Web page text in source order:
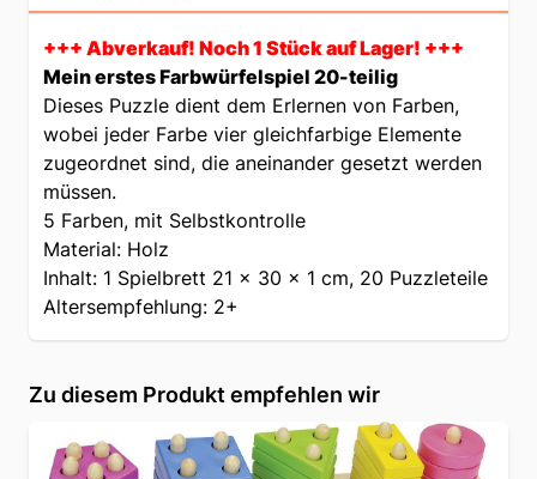
+++ Abverkauf! Noch 1 Stück auf Lager! +++
Mein erstes Farbwürfelspiel 20-teilig
Dieses Puzzle dient dem Erlernen von Farben,
wobei jeder Farbe vier gleichfarbige Elemente
zugeordnet sind, die aneinander gesetzt werden
müssen.
5 Farben, mit Selbstkontrolle
Material: Holz
Inhalt: 1 Spielbrett 21 x 30 x 1 cm, 20 Puzzleteile
Altersempfehlung: 2+
Zu diesem Produkt empfehlen wir